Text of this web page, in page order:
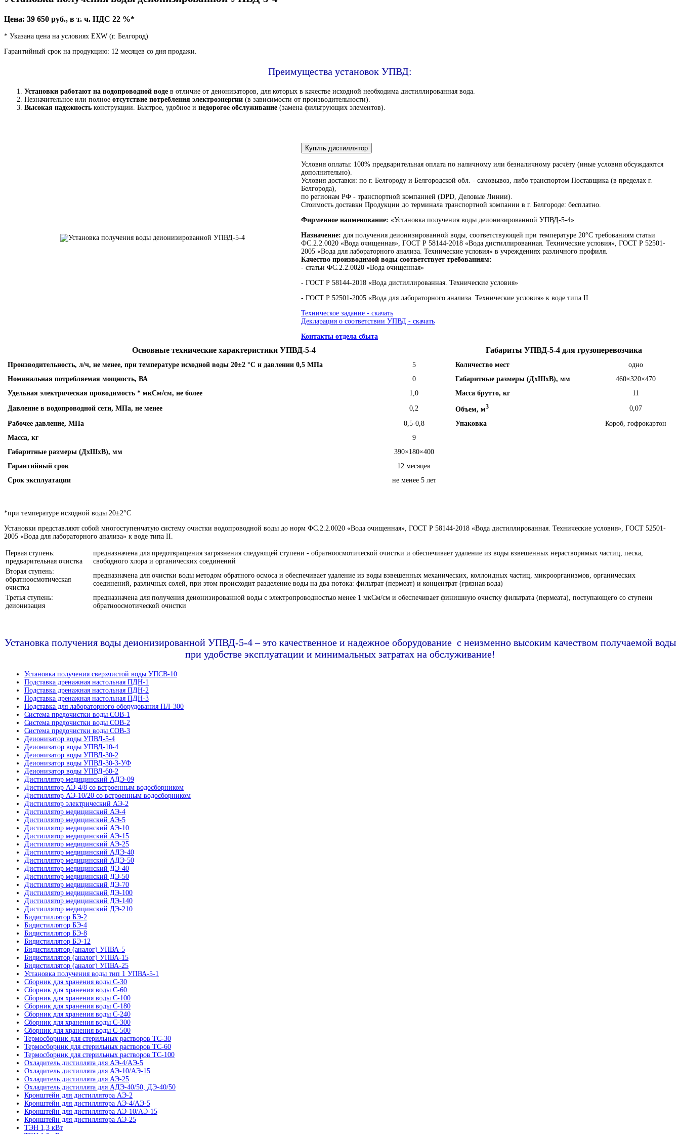
Цена: 39 650 руб., в т. ч. НДС 22 %*
* Указана цена на условиях EXW (г. Белгород)
Гарантийный срок на продукцию: 12 месяцев со дня продажи.
Преимущества установок УПВД:
Установки работают на водопроводной воде в отличие от деионизаторов, для которых в качестве исходной необходима дистиллированная вода.
Незначительное или полное отсутствие потребления электроэнергии (в зависимости от производительности).
Высокая надежность конструкции. Быстрое, удобное и недорогое обслуживание (замена фильтрующих элементов).
Купить дистиллятор
Условия оплаты: 100% предварительная оплата по наличному или безналичному расчёту (иные условия обсуждаются
дополнительно).
Условия доставки: по г. Белгороду и Белгородской обл. - самовывоз, либо транспортом Поставщика (в пределах г.
Белгорода),
по регионам РФ - транспортной компанией (DPD, Деловые Линии).
Стоимость доставки Продукции до терминала транспортной компании в г. Белгороде: бесплатно.
Фирменное наименование: «Установка получения воды деионизированной УПВД-5-4»
Назначение: для получения деионизированной воды, соответствующей при температуре 20°С требованиям статьи
ФС.2.2.0020 «Вода очищенная», ГОСТ Р 58144-2018 «Вода дистиллированная. Технические условия», ГОСТ Р 52501-
2005 «Вода для лабораторного анализа. Технические условия» в учреждениях различного профиля.
Качество производимой воды соответствует требованиям:
- статьи ФС.2.2.0020 «Вода очищенная»
- ГОСТ Р 58144-2018 «Вода дистиллированная. Технические условия»
- ГОСТ Р 52501-2005 «Вода для лабораторного анализа. Технические условия» к воде типа II
Техническое задание - скачать
Декларация о соответствии УПВД - скачать
Контакты отдела сбыта
Основные технические характеристики УПВД-5-4 Габариты УПВД-5-4 для грузоперевозчика
Производительность, л/ч, не менее, при температуре исходной воды 20±2 °C и давлении 0,5 МПа 5 Количество мест
одно
Номинальная потребляемая мощность, ВА
0 Габаритные размеры (ДхШхВ), мм
460×320×470
Удельная электрическая проводимость * мкСм/см, не более
1,0 Масса брутто, кг
11
Давление в водопроводной сети, МПа, не менее
0,2 Объем, м3
0,07
Рабочее давление, МПа
0,5-0,8 Упаковка
Короб, гофрокартон
Масса, кг
9
Габаритные размеры (ДхШхВ), мм
390×180×400
Гарантийный срок
12 месяцев
Срок эксплуатации
не менее 5 лет
*при температуре исходной воды 20±2°C
Установки представляют собой многоступенчатую систему очистки водопроводной воды до норм ФС.2.2.0020 «Вода очищенная», ГОСТ Р 58144-2018 «Вода дистиллированная. Технические условия», ГОСТ 52501-
2005 «Вода для лабораторного анализа» к воде типа II.
Первая ступень:
предварительная очистка
предназначена для предотвращения загрязнения следующей ступени - обратноосмотической очистки и обеспечивает удаление из воды взвешенных нерастворимых частиц, песка,
свободного хлора и органических соединений
Вторая ступень:
обратноосмотическая
очистка
предназначена для очистки воды методом обратного осмоса и обеспечивает удаление из воды взвешенных механических, коллоидных частиц, микроорганизмов, органических
соединений, различных солей, при этом происходит разделение воды на два потока: фильтрат (пермеат) и концентрат (грязная вода)
Третья ступень:
деионизация
предназначена для получения деионизированной воды с электропроводностью менее 1 мкСм/см и обеспечивает финишную очистку фильтрата (пермеата), поступающего со ступени
обратноосмотической очистки
Установка получения воды деионизированной УПВД-5-4 – это качественное и надежное оборудование с неизменно высоким качеством получаемой воды
при удобстве эксплуатации и минимальных затратах на обслуживание!
Установка получения сверхчистой воды УПСВ-10
Подставка дренажная настольная ПДН-1
Подставка дренажная настольная ПДН-2
Подставка дренажная настольная ПДН-3
Подставка для лабораторного оборудования ПЛ-300
Система предочистки воды СОВ-1
Система предочистки воды СОВ-2
Система предочистки воды СОВ-3
Деионизатор воды УПВД-5-4
Деионизатор воды УПВД-10-4
Деионизатор воды УПВД-30-2
Деионизатор воды УПВД-30-3-УФ
Деионизатор воды УПВД-60-2
Дистиллятор медицинский АДЭ-09
Дистиллятор АЭ-4/8 со встроенным водосборником
Дистиллятор АЭ-10/20 со встроенным водосборником
Дистиллятор электрический АЭ-2
Дистиллятор медицинский АЭ-4
Дистиллятор медицинский АЭ-5
Дистиллятор медицинский АЭ-10
Дистиллятор медицинский АЭ-15
Дистиллятор медицинский АЭ-25
Дистиллятор медицинский АДЭ-40
Дистиллятор медицинский АДЭ-50
Дистиллятор медицинский ДЭ-40
Дистиллятор медицинский ДЭ-50
Дистиллятор медицинский ДЭ-70
Дистиллятор медицинский ДЭ-100
Дистиллятор медицинский ДЭ-140
Дистиллятор медицинский ДЭ-210
Бидистиллятор БЭ-2
Бидистиллятор БЭ-4
Бидистиллятор БЭ-8
Бидистиллятор БЭ-12
Бидистиллятор (аналог) УПВА-5
Бидистиллятор (аналог) УПВА-15
Бидистиллятор (аналог) УПВА-25
Установка получения воды тип 1 УПВА-5-1
Сборник для хранения воды С-30
Сборник для хранения воды С-60
Сборник для хранения воды С-100
Сборник для хранения воды С-180
Сборник для хранения воды С-240
Сборник для хранения воды С-300
Сборник для хранения воды С-500
Термосборник для стерильных растворов ТС-30
Термосборник для стерильных растворов ТС-60
Термосборник для стерильных растворов ТС-100
Охладитель дистиллята для АЭ-4/АЭ-5
Охладитель дистиллята для АЭ-10/АЭ-15
Охладитель дистиллята для АЭ-25
Охладитель дистиллята для АДЭ-40/50, ДЭ-40/50
Кронштейн для дистиллятора АЭ-2
Кронштейн для дистиллятора АЭ-4/АЭ-5
Кронштейн для дистиллятора АЭ-10/АЭ-15
Кронштейн для дистиллятора АЭ-25
ТЭН 1,3 кВт